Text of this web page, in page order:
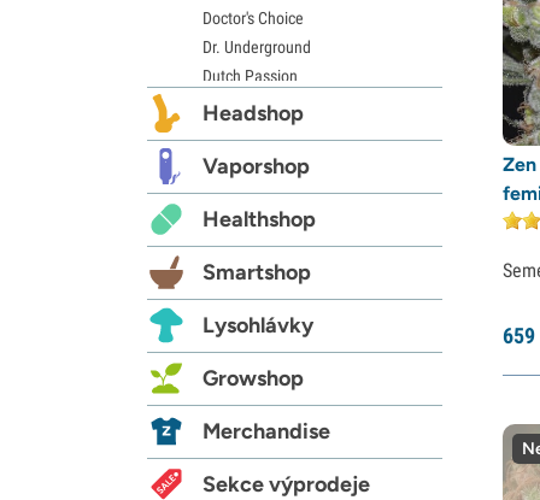
Zen
659
Doctor's Choice
Dr. Underground
Dutch Passion
Elite Seeds
Exotic Seed
Expert Seeds
FastBuds
Female Seeds
French Touch Seeds
Garden of Green
GeneSeeds
G13 Labs
Grass-O-Matic
Growers Choice
Headshop
Vaporshop
Healthshop
Smartshop
Lysohlávky
Growshop
Merchandise
Sekce výprodeje